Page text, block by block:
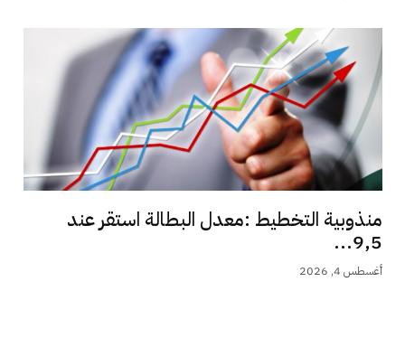
منذوبية التخطيط :معدل البطالة استقر عند
9,5...
أغسطس 4, 2026